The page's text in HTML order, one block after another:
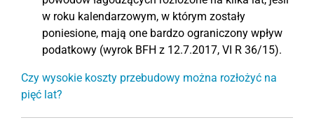
w roku kalendarzowym, w którym zostały
poniesione, mają one bardzo ograniczony wpływ
podatkowy (wyrok BFH z 12.7.2017, VI R 36/15).
Czy wysokie koszty przebudowy można rozłożyć na
pięć lat?